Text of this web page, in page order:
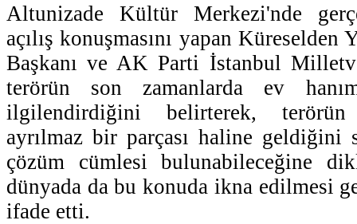
Altunizade Kültür Merkezi'nde
açılış konuşmasını yapan
Başkanı ve AK Parti İstanbul
terörün son zamanlarda ev
ilgilendirdiğini belirterek,
ayrılmaz bir parçası haline geldiğini
çözüm cümlesi bulunabileceğine
dünyada da bu konuda ikna edilmesi
ifade etti.